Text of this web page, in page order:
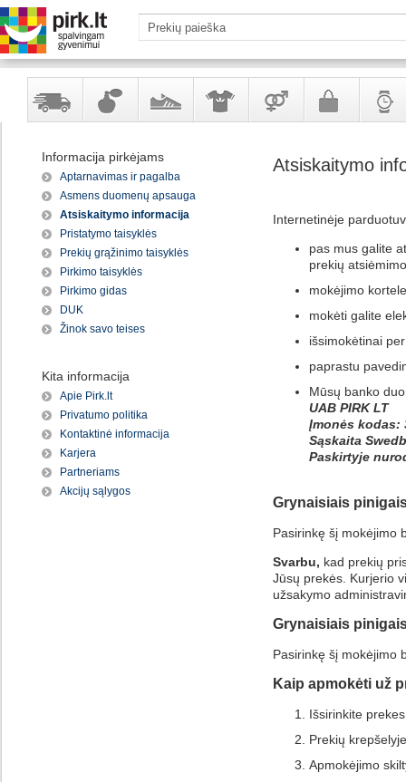
Yra
Kvepalai
kosmetika
Avalynė
suaugusiems
ir
Informacija pirkėjams
Aptarnavimas ir pagalba
Asmens duomenų apsauga
Atsiskaitymo informacija
Pristatymo taisyklės
Prekių grąžinimo taisyklės
Pirkimo taisyklės
Pirkimo gidas
DUK
Žinok savo teises
Kita informacija
Apie Pirk.lt
Privatumo politika
Kontaktinė informacija
Karjera
Partneriams
Akcijų sąlygos
Atsiskaitymo
Internetinėje
pas mus galite
prekių
mokėjimo
mokėti galite
išsimokėtinai
paprastu
Mūsų banko
UAB PIRK LT
Įmonės kodas:
Sąskaita
Paskirtyje
Grynaisiais
Pasirinkę šį mokėjimo
Svarbu, kad prekių
Jūsų prekės. Kurjerio
užsakymo
Grynaisiais
Pasirinkę šį mokėjimo
Kaip apmokėti už
Išsirinkite
Prekių
Apmokėjimo